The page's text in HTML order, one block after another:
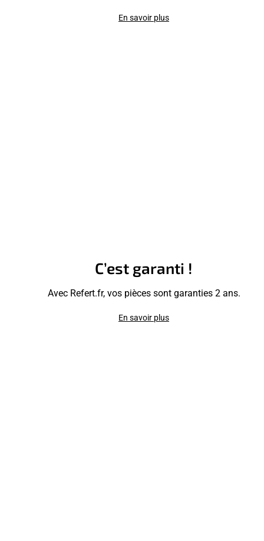
En savoir plus
C’est garanti !
Avec Refert.fr, vos pièces sont garanties 2 ans.
En savoir plus